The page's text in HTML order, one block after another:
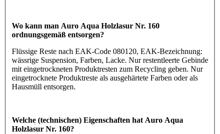
Wo kann man Auro Aqua Holzlasur Nr. 160
ordnungsgemäß entsorgen?
Flüssige Reste nach EAK-Code 080120, EAK-Bezeichnung:
wässrige Suspension, Farben, Lacke. Nur restentleerte Gebinde
mit eingetrockneten Produktresten zum Recycling geben. Nur
eingetrocknete Produktreste als ausgehärtete Farben oder als
Hausmüll entsorgen.
Welche (technischen) Eigenschaften hat Auro Aqua
Holzlasur Nr. 160?